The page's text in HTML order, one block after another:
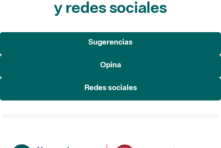
y redes sociales
Sugerencias
Opina
Redes sociales